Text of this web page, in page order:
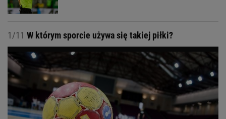
1/11 W którym sporcie używa się takiej piłki?